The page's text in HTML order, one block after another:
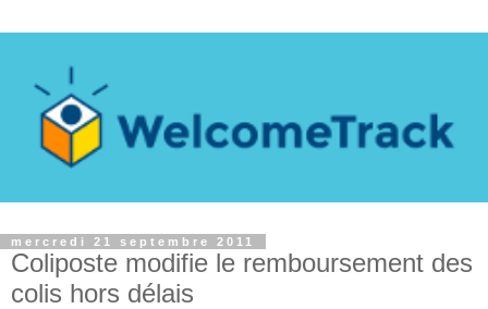
mercredi 21 septembre 2011
Coliposte modifie le remboursement des
colis hors délais